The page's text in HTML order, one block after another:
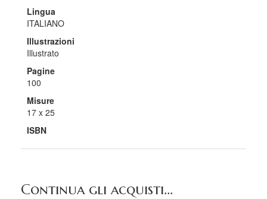
Lingua
ITALIANO
Illustrazioni
Illustrato
Pagine
100
Misure
17 x 25
ISBN
Continua gli acquisti...